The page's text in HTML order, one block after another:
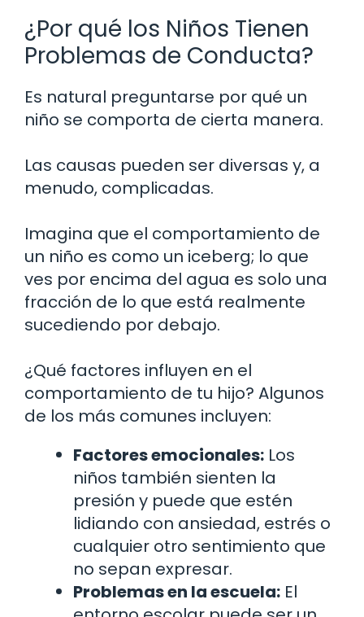
¿Por qué los Niños Tienen
Problemas de Conducta?
Es natural preguntarse por qué un
niño se comporta de cierta manera.
Las causas pueden ser diversas y, a
menudo, complicadas.
Imagina que el comportamiento de
un niño es como un iceberg; lo que
ves por encima del agua es solo una
fracción de lo que está realmente
sucediendo por debajo.
¿Qué factores influyen en el
comportamiento de tu hijo? Algunos
de los más comunes incluyen:
Factores emocionales: Los
niños también sienten la
presión y puede que estén
lidiando con ansiedad, estrés o
cualquier otro sentimiento que
no sepan expresar.
Problemas en la escuela: El